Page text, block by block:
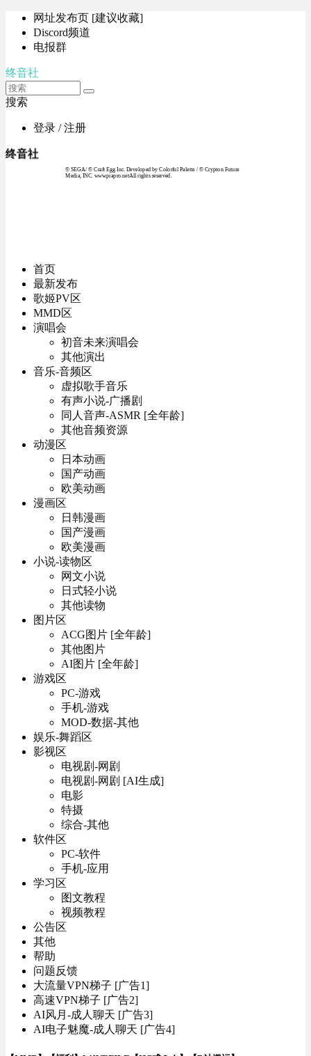
网址发布页 [建议收藏]
Discord频道
电报群
终音社
搜索
登录 / 注册
终音社
© SEGA / © Craft Egg Inc. Developed by Colorful Palette / © Crypton Future
Media, INC. www.piapro.netAll rights reserved.
首页
最新发布
歌姬PV区
MMD区
演唱会
初音未来演唱会
其他演出
音乐-音频区
虚拟歌手音乐
有声小说-广播剧
同人音声-ASMR [全年龄]
其他音频资源
动漫区
日本动画
国产动画
欧美动画
漫画区
日韩漫画
国产漫画
欧美漫画
小说-读物区
网文小说
日式轻小说
其他读物
图片区
ACG图片 [全年龄]
其他图片
AI图片 [全年龄]
游戏区
PC-游戏
手机-游戏
MOD-数据-其他
娱乐-舞蹈区
影视区
电视剧-网剧
电视剧-网剧 [AI生成]
电影
特摄
综合-其他
软件区
PC-软件
手机-应用
学习区
图文教程
视频教程
公告区
其他
帮助
问题反馈
大流量VPN梯子 [广告1]
高速VPN梯子 [广告2]
AI风月-成人聊天 [广告3]
AI电子魅魔-成人聊天 [广告4]